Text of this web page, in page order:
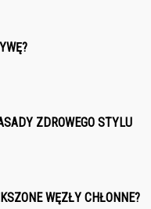
ZDROWEGO STYLU
WĘZŁY CHŁONNE?